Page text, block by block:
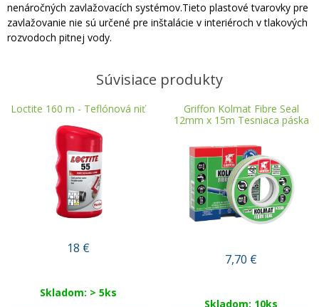
nenáročných zavlažovacích systémov.Tieto plastové tvarovky pre
zavlažovanie nie sú určené pre inštalácie v interiéroch v tlakových
rozvodoch pitnej vody.
Súvisiace produkty
Loctite 160 m - Teflónová niť
18 €
Skladom: > 5ks
Griffon Kolmat Fibre Seal
12mm x 15m Tesniaca páska
7,70 €
Skladom: 10ks